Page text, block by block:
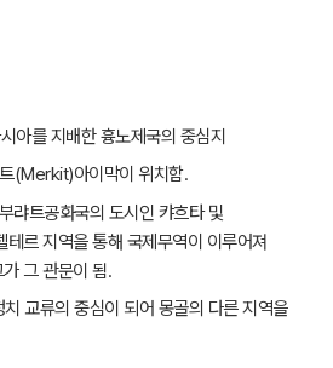
아를 지배한 흉노제국의 중심지
(Merkit)아이막이 위치함.
랴트공화국의 도시인 캬흐타 및
테르 지역을 통해 국제무역이 이루어져
그 관문이 됨.
교류의 중심이 되어 몽골의 다른 지역을